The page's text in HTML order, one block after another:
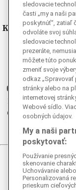
Kde nás nájdete
Facebook
Instagram
Ganjing
Youtube
Twitter
Telegram
RSS
©
Všetky práva
sledovacie
časti „my a naši
poskytnúť“, zatiaľ
odvoláte svoj
sledovacie
prezeráte,
môžete túto
zmeniť svoje
odkaz „Spravovať
stránky alebo na
internetovej
Webové sídlo.
osobných údajov.
My a naši
poskytovať:
Používanie
skenovanie
Uchovávanie
Personalizovaná
prieskum